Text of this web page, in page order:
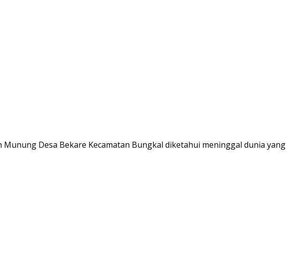
Munung Desa Bekare Kecamatan Bungkal diketahui meninggal dunia yang